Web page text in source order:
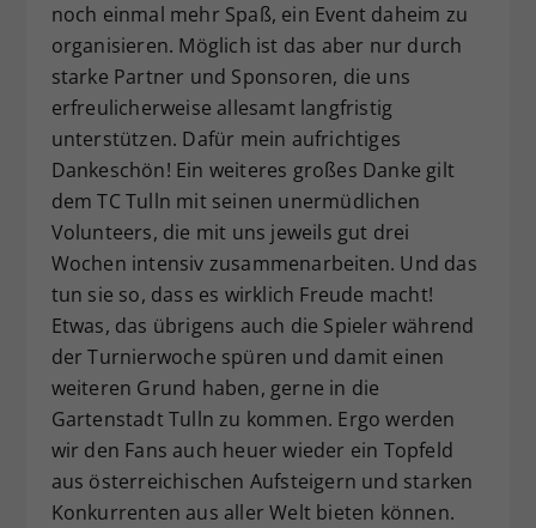
noch einmal mehr Spaß, ein Event daheim zu
organisieren. Möglich ist das aber nur durch
starke Partner und Sponsoren, die uns
erfreulicherweise allesamt langfristig
unterstützen. Dafür mein aufrichtiges
Dankeschön! Ein weiteres großes Danke gilt
dem TC Tulln mit seinen unermüdlichen
Volunteers, die mit uns jeweils gut drei
Wochen intensiv zusammenarbeiten. Und das
tun sie so, dass es wirklich Freude macht!
Etwas, das übrigens auch die Spieler während
der Turnierwoche spüren und damit einen
weiteren Grund haben, gerne in die
Gartenstadt Tulln zu kommen. Ergo werden
wir den Fans auch heuer wieder ein Topfeld
aus österreichischen Aufsteigern und starken
Konkurrenten aus aller Welt bieten können.